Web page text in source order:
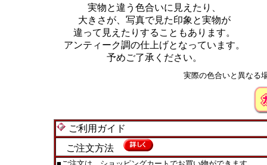
実物と違う色合いに見えたり、
大きさが、写真で見た印象と実物が
違って見えたりすることもあります。
アンティーク調の仕上げとなっています。
予めご了承ください。
実際の色合いと異なる
ご利用ガイド
ご注文方法